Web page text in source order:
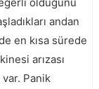
andan
en kısa sürede
arızası
var. Panik